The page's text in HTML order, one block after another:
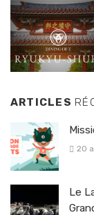
ARTICLES
20
Le